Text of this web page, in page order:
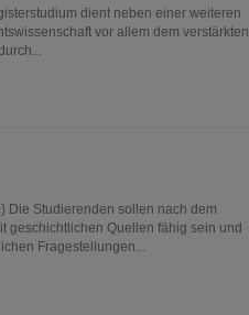
dient neben einer weiteren
vor allem dem verstärkten
Die Studierenden sollen nach dem
geschichtlichen Quellen fähig sein und
Fragestellungen...